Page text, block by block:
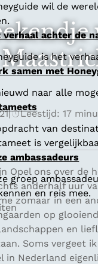
wil de
verhaal achter de
is het
samen met
naar alle
van
is
ambassadeurs
groep
en reis mee.
| Leestijd: 17
Opel ons over de
anderhalf uur
zomaar in een
op
en
Soms vergeet
in Nederland